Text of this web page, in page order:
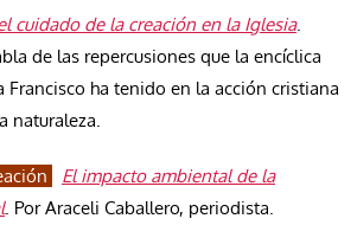
cuidado de la creación en la Iglesia.
de las repercusiones que la encíclica
ha tenido en la acción cristiana
naturaleza.
El impacto ambiental de la
. Por Araceli Caballero, periodista.